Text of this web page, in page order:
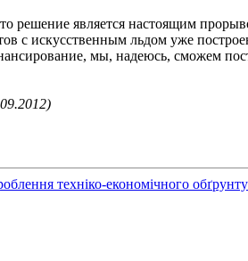
решение является настоящим
с искусственным льдом уже
мы, надеюсь, сможем
техніко-економічного